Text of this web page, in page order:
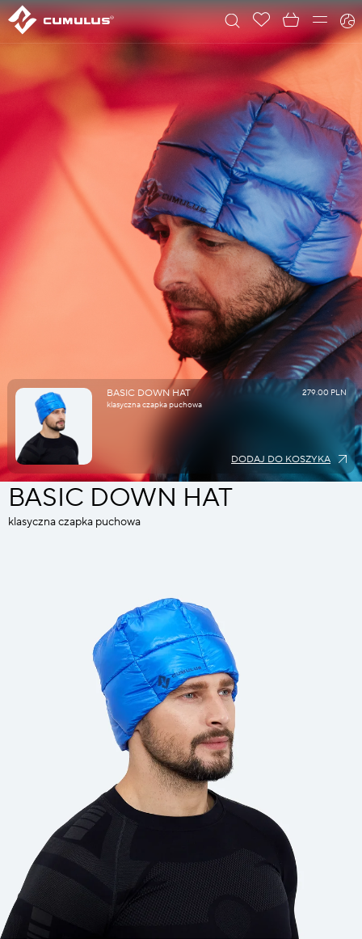
BASIC DOWN HAT
klasyczna czapka puchowa
279.00 PLN
DODAJ DO KOSZYKA
BASIC DOWN HAT
klasyczna czapka puchowa